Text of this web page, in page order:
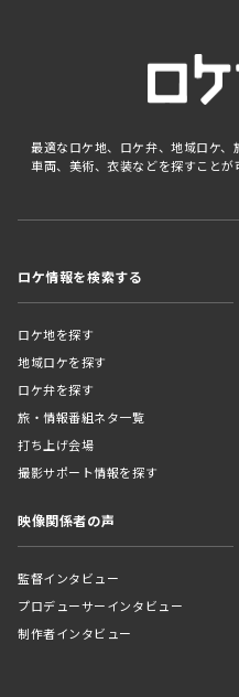
最適なロケ地、ロケ弁、地域ロケ、
車両、美術、衣装などを探すことが
ロケ情報を検索する
ロケ地を探す
地域ロケを探す
ロケ弁を探す
旅・情報番組ネタ一覧
打ち上げ会場
撮影サポート情報を探す
映像関係者の声
監督インタビュー
プロデューサーインタビュー
制作者インタビュー